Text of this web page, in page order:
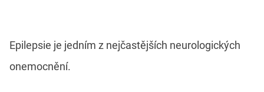
Epilepsie je jedním z nejčastějších neurologických
onemocnění.